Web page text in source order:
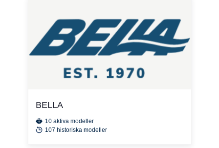
BELLA
10 aktiva modeller
107 historiska modeller